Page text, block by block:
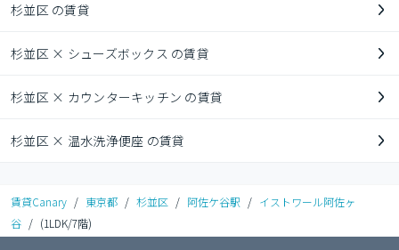
杉並区 の賃貸
杉並区 × シューズボックス の賃貸
杉並区 × カウンターキッチン の賃貸
杉並区 × 温水洗浄便座 の賃貸
賃貸Canary / 東京都 / 杉並区 / 阿佐ケ谷駅 / イストワール阿佐ヶ
谷 / (1LDK/7階)